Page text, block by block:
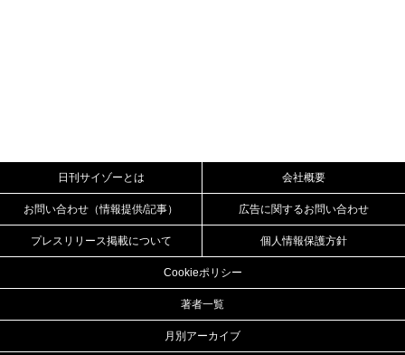
日刊サイゾーとは 会社概要
お問い合わせ（情報提供/記事） 広告に関するお問い合わせ
プレスリリース掲載について 個人情報保護方針
Cookieポリシー
著者一覧
月別アーカイブ